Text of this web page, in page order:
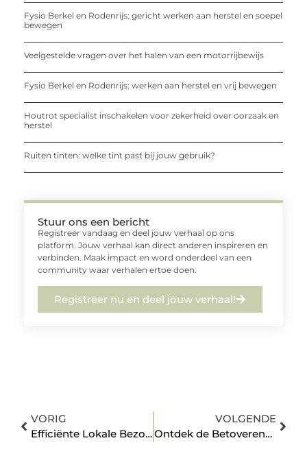
Fysio Berkel en Rodenrijs: gericht werken aan herstel en soepel
bewegen
Veelgestelde vragen over het halen van een motorrijbewijs
Fysio Berkel en Rodenrijs: werken aan herstel en vrij bewegen
Houtrot specialist inschakelen voor zekerheid over oorzaak en
herstel
Ruiten tinten: welke tint past bij jouw gebruik?
Stuur ons een bericht
Registreer vandaag en deel jouw verhaal op ons
platform. Jouw verhaal kan direct anderen inspireren en
verbinden. Maak impact en word onderdeel van een
community waar verhalen ertoe doen.
Registreer nu en deel jouw verhaal!
VORIG
Efficiënte Lokale Bezorgdiensten in Den Helder
VOLGENDE
Ontdek de Betoverende Kunst in Berkel en Rodenrijs